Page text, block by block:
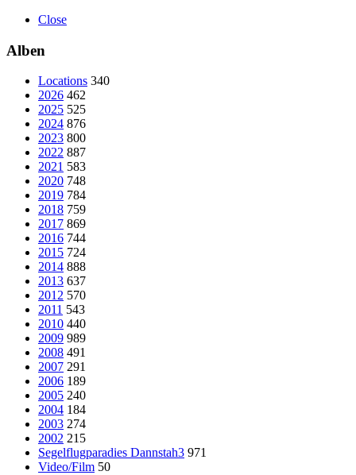
Close
Alben
Locations 340
2026 462
2025 525
2024 876
2023 800
2022 887
2021 583
2020 748
2019 784
2018 759
2017 869
2016 744
2015 724
2014 888
2013 637
2012 570
2011 543
2010 440
2009 989
2008 491
2007 291
2006 189
2005 240
2004 184
2003 274
2002 215
Segelflugparadies Dannstah3 971
Video/Film 50